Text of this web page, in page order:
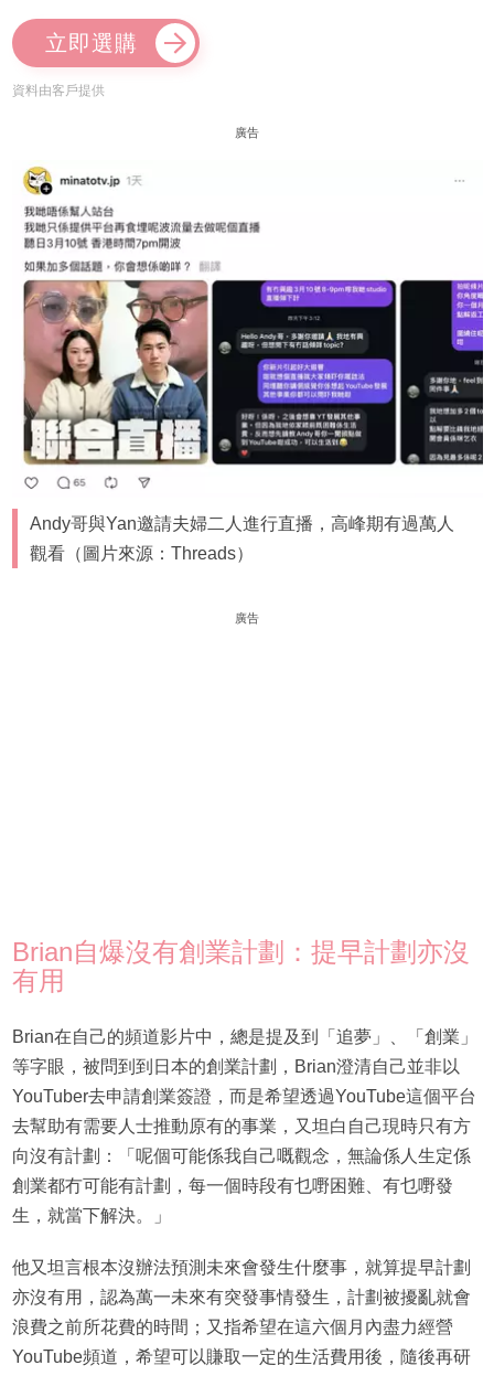
立即選購
資料由客戶提供
廣告
Andy哥與Yan邀請夫婦二人進行直播，高峰期有過萬人
觀看（圖片來源：Threads）
廣告
Brian自爆沒有創業計劃：提早計劃亦沒
有用
Brian在自己的頻道影片中，總是提及到「追夢」、「創業」
等字眼，被問到到日本的創業計劃，Brian澄清自己並非以
YouTuber去申請創業簽證，而是希望透過YouTube這個平台
去幫助有需要人士推動原有的事業，又坦白自己現時只有方
向沒有計劃：「呢個可能係我自己嘅觀念，無論係人生定係
創業都冇可能有計劃，每一個時段有乜嘢困難、有乜嘢發
生，就當下解決。」
他又坦言根本沒辦法預測未來會發生什麼事，就算提早計劃
亦沒有用，認為萬一未來有突發事情發生，計劃被擾亂就會
浪費之前所花費的時間；又指希望在這六個月內盡力經營
YouTube頻道，希望可以賺取一定的生活費用後，隨後再研